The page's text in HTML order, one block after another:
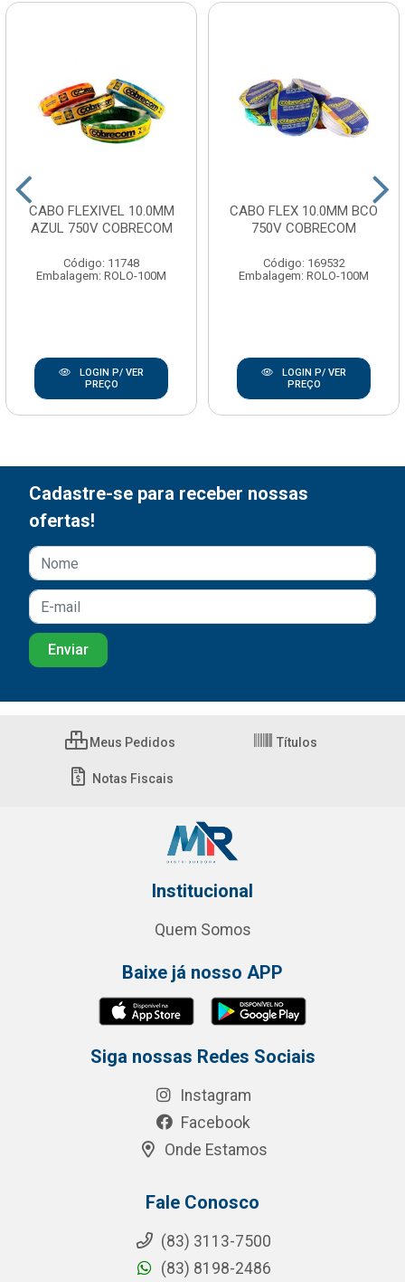
CABO FLEXIVEL 10.0MM
AZUL 750V COBRECOM
Código: 11748
Embalagem: ROLO-100M
LOGIN P/ VER
PREÇO
CABO FLEX 10.0MM BCO
750V COBRECOM
Código: 169532
Embalagem: ROLO-100M
LOGIN P/ VER
PREÇO
Cadastre-se para receber nossas
ofertas!
Meus Pedidos Títulos
Notas Fiscais
Institucional
Quem Somos
Baixe já nosso APP
Siga nossas Redes Sociais
Instagram
Facebook
Onde Estamos
Fale Conosco
(83) 3113-7500
(83) 8198-2486